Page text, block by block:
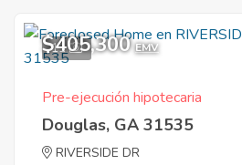
11
$405,300 EMV
Pre-ejecución hipotecaria
Douglas, GA 31535
RIVERSIDE DR